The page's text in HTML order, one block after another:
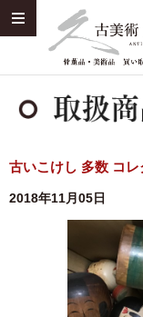
古いこけし 多数 コ
2018年11月05日